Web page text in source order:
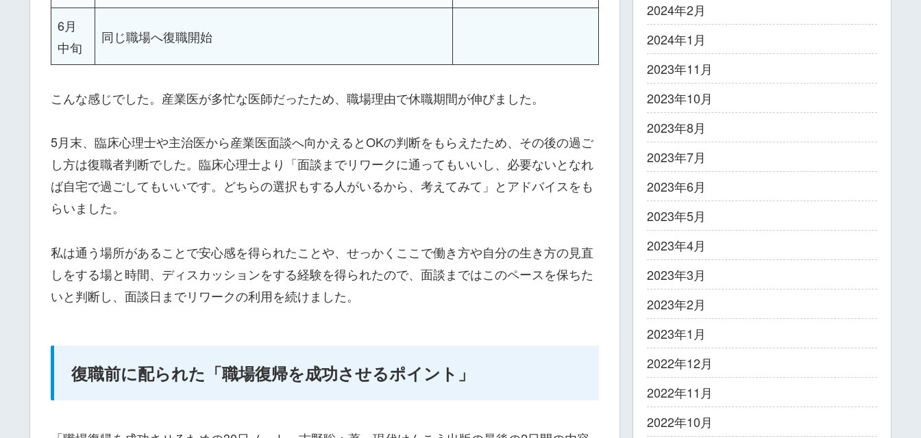
6月
中旬
同じ職場へ復職開始
こんな感じでした。産業医が多忙な医師だったため、職場理由で休職期間が伸びました。
5月末、臨床心理士や主治医から産業医面談へ向かえるとOKの判断をもらえたため、その後の過ご
し方は復職者判断でした。臨床心理士より「面談までリワークに通ってもいいし、必要ないとなれ
ば自宅で過ごしてもいいです。どちらの選択もする人がいるから、考えてみて」とアドバイスをも
らいました。
私は通う場所があることで安心感を得られたことや、せっかくここで働き方や自分の生き方の見直
しをする場と時間、ディスカッションをする経験を得られたので、面談まではこのペースを保ちた
いと判断し、面談日までリワークの利用を続けました。
復職前に配られた「職場復帰を成功させるポイント」
2024年2月
2024年1月
2023年11月
2023年10月
2023年8月
2023年7月
2023年6月
2023年5月
2023年4月
2023年3月
2023年2月
2023年1月
2022年12月
2022年11月
2022年10月